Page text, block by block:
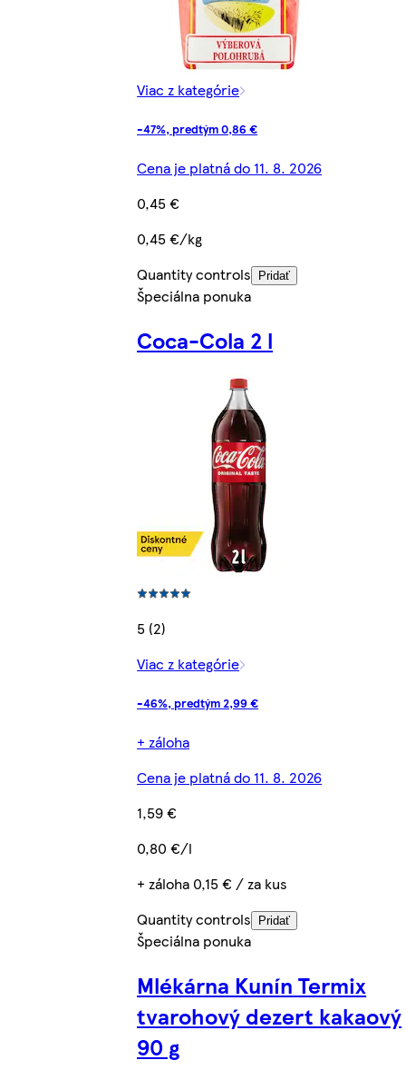
Viac z kategórie
-47%, predtým 0,86 €
Cena je platná do 11. 8. 2026
0,45 €
0,45 €/kg
Quantity controls
Pridať
Špeciálna ponuka
Coca-Cola 2 l
5 (2)
Viac z kategórie
-46%, predtým 2,99 €
+ záloha
Cena je platná do 11. 8. 2026
1,59 €
0,80 €/l
+ záloha 0,15 € / za kus
Quantity controls
Pridať
Špeciálna ponuka
Mlékárna Kunín Termix
tvarohový dezert kakaový
90 g